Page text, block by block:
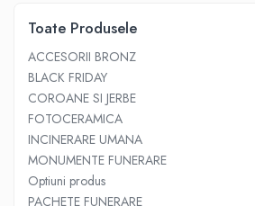
Capace granit
Vaze funerare
Cruce metalica
Cruci marmura
Cruci din granit
Felinare funerare
Toate Produsele
ACCESORII BRONZ
BLACK FRIDAY
COROANE SI JERBE
FOTOCERAMICA
INCINERARE UMANA
MONUMENTE FUNERARE
Optiuni produs
PACHETE FUNERARE